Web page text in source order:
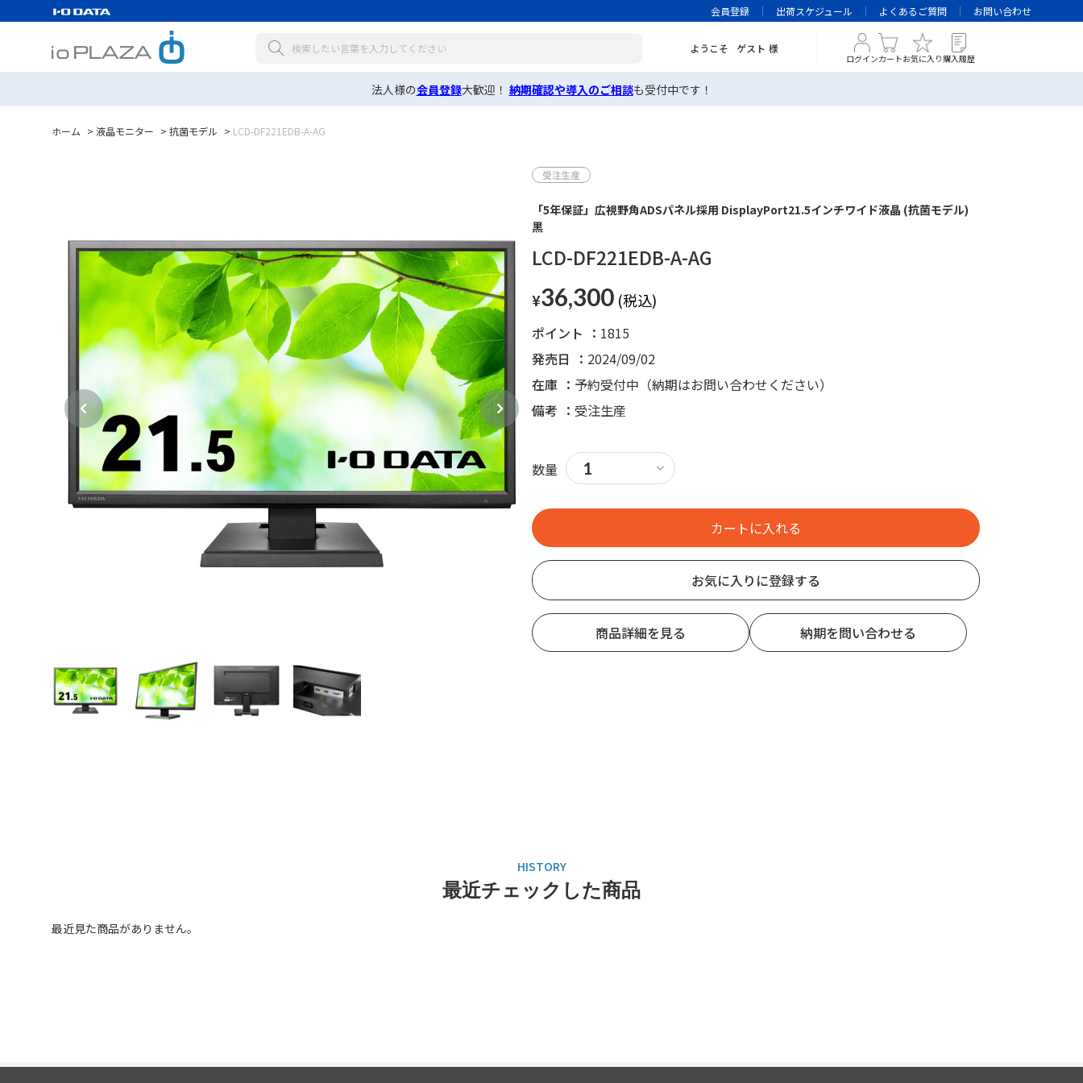
会員登録 出荷スケジュール よくあるご質問 お問い合わせ
ようこそ ゲスト 様
ログインカートお気に入り 購入履歴
法人様の会員登録大歓迎！ 納期確認や導入のご相談も受付中です！
ホーム > 液晶モニター > 抗菌モデル > LCD-DF221EDB-A-AG
「5年保証」広視野角ADSパネル採用 DisplayPort21.5インチワイド液晶 (抗菌モデル)
黒
LCD-DF221EDB-A-AG
¥36,300
発売日 2024/09/02
ポイント 1815
在庫
予約受付中（納期はお問い合わせください）
備考
受注生産
数量
お気に入りに登録する
商品詳細を見る 納期を問い合わせる
最近チェックした商品
最近見た商品がありません。